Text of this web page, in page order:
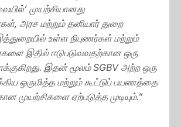
முயற்சியானது
அரச மற்றும் தனியார் துறை
உள்ள நிபுணர்கள் மற்றும்
இதில் ஈடுபடுவவதற்கான ஒரு
இதன் மூலம் SGBV அற்ற ஒரு
ஒருமித்த மற்றும் கூட்டுப் பயணத்தை
முயற்சிகளை ஏற்படுத்த முடியும்.”